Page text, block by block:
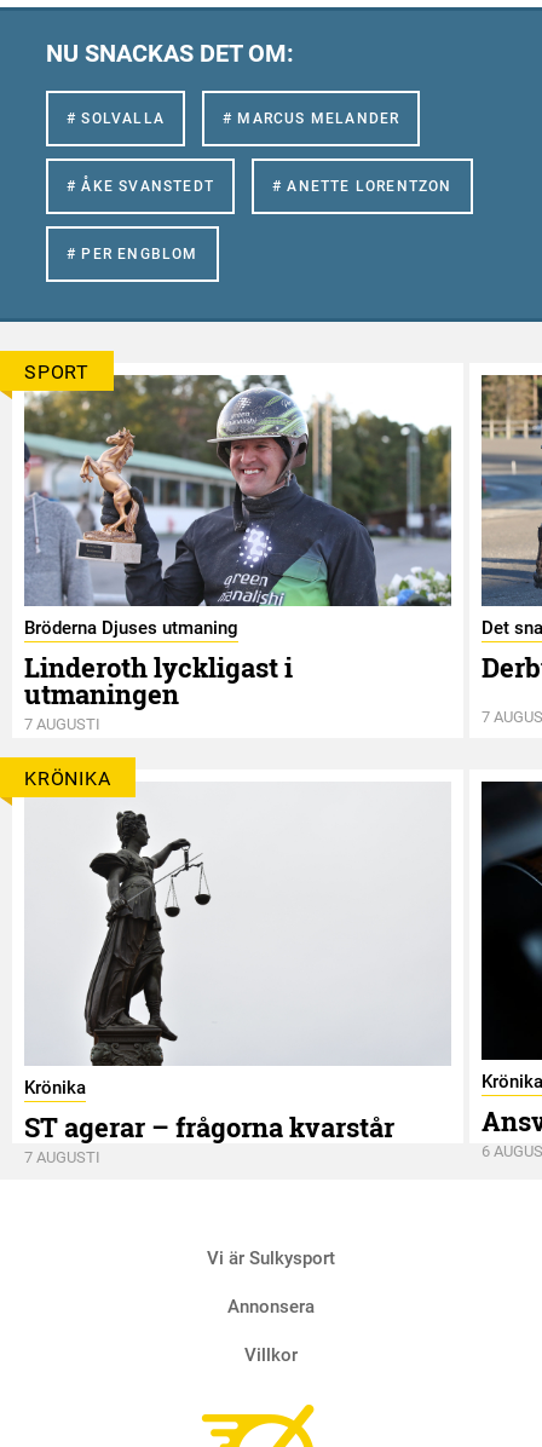
NU SNACKAS DET OM:
# SOLVALLA # MARCUS MELANDER
# ÅKE SVANSTEDT # ANETTE LORENTZON
# PER ENGBLOM
SPORT
Bröderna Djuses utmaning
Linderoth lyckligast i
utmaningen
7 AUGUSTI
Det
7
KRÖNIKA
Krönika
ST agerar – frågorna kvarstår
7 AUGUSTI
Krönika
6
Vi är Sulkysport
Annonsera
Villkor